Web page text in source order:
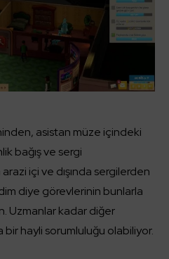
asistan müze içindeki
bağış ve sergi
içi ve dışında sergilerden
diye görevlerinin bunlarla
Uzmanlar kadar diğer
bir hayli sorumluluğu olabiliyor.